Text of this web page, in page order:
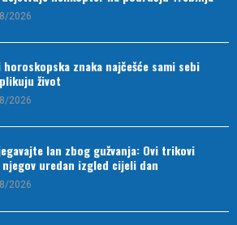
2026
horoskopska znaka najčešće sami sebi
život
2026
lan zbog gužvanja: Ovi trikovi
uredan izgled cijeli dan
2026